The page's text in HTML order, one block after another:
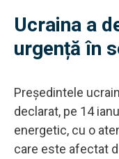
Ucraina a
urgență în
Președintele
declarat, pe 14
energetic, cu o
care este afectat